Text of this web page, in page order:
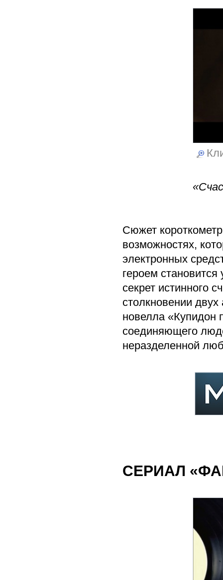
Сюжет
возможностях,
электронных
героем
секрет истинного
столкновении
новелла «Купидон
соединяющего
неразделенной
СЕРИАЛ